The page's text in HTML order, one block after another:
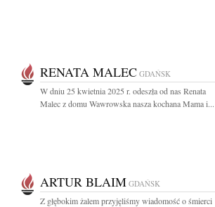
RENATA MALEC GDAŃSK
W dniu 25 kwietnia 2025 r. odeszła od nas Renata
Malec z domu Wawrowska nasza kochana Mama i...
ARTUR BLAIM GDAŃSK
Z głębokim żalem przyjęliśmy wiadomość o śmierci